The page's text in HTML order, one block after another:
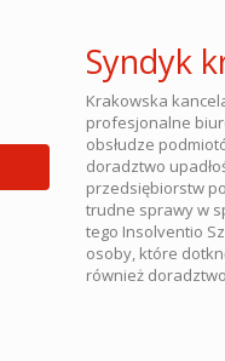
Syndyk
Krakowska
profesjonalne
obsłudze
doradztwo
przedsiębiorstw
trudne sprawy w
tego Insolventio
osoby, które
również